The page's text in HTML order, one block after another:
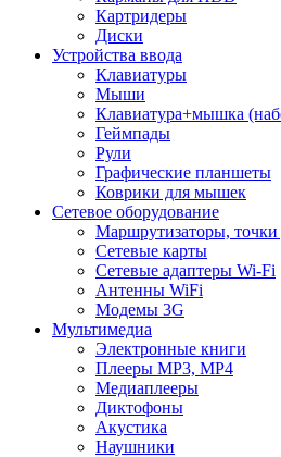
Картридеры
Диски
Устройства ввода
Клавиатуры
Мыши
Клавиатура+мышка
Геймпады
Рули
Графические планшеты
Коврики для мышек
Сетевое оборудование
Маршрутизаторы, точки
Сетевые карты
Сетевые адаптеры Wi-Fi
Антенны WiFi
Модемы 3G
Мультимедиа
Электронные книги
Плееры MP3, MP4
Медиаплееры
Диктофоны
Акустика
Наушники